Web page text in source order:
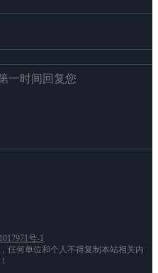
号-1
任何单位和个人不得复制本站相关内